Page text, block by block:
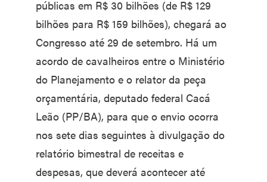
públicas em R$ 30 bilhões (de R$ 129
bilhões para R$ 159 bilhões), chegará ao
Congresso até 29 de setembro. Há um
acordo de cavalheiros entre o Ministério
do Planejamento e o relator da peça
orçamentária, deputado federal Cacá
Leão (PP/BA), para que o envio ocorra
nos sete dias seguintes à divulgação do
relatório bimestral de receitas e
despesas, que deverá acontecer até